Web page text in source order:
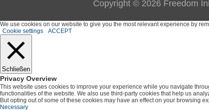
Copyright © 2026 Freedom
We use cookies on our website to give you the most relevant experience by
Cookie settings
ACCEPT
Schließen
Privacy Overview
This website uses cookies to improve your experience while you navigate
functionalities of the website. We also use third-party cookies that help us
But opting out of some of these cookies may have an effect on your browsing
Necessary